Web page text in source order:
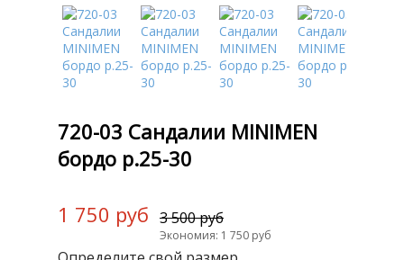
720-03 Сандалии MINIMEN
бордо р.25-30
1 750 руб 3 500 руб
Экономия: 1 750 руб